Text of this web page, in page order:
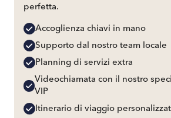
perfetta.
Accoglienza chiavi in mano
Supporto dal nostro team locale
Planning di servizi extra
Videochiamata con il nostro
VIP
Itinerario di viaggio